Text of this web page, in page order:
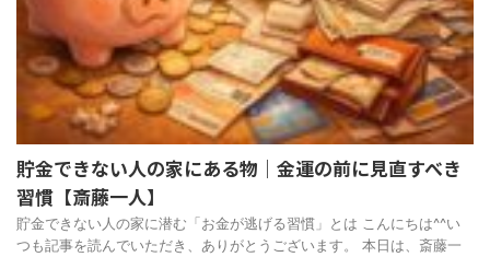
貯金できない人の家にある物｜金運の前に見直すべき
習慣【斎藤一人】
貯金できない人の家に潜む「お金が逃げる習慣」とは こんにちは^^い
つも記事を読んでいただき、ありがとうございます。 本日は、斎藤一